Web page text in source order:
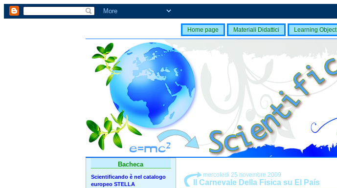
Home page Materiali Didattici Learning Object
mercoledì 25 novembre 2009
Il Carnevale Della Fisica su El País
Bacheca
Scientificando è nel catalogo
europeo STELLA